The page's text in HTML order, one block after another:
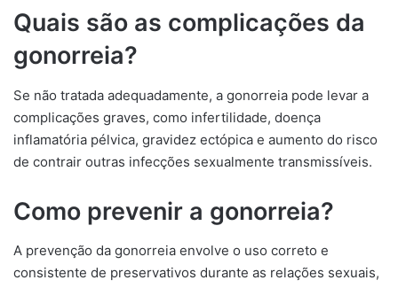
Quais são as complicações da
gonorreia?
Se não tratada adequadamente, a gonorreia pode levar a
complicações graves, como infertilidade, doença
inflamatória pélvica, gravidez ectópica e aumento do risco
de contrair outras infecções sexualmente transmissíveis.
Como prevenir a gonorreia?
A prevenção da gonorreia envolve o uso correto e
consistente de preservativos durante as relações sexuais,